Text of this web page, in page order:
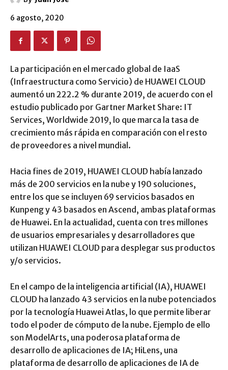
6 agosto, 2020
La participación en el mercado global de IaaS
(Infraestructura como Servicio) de HUAWEI CLOUD
aumentó un 222.2 % durante 2019, de acuerdo con el
estudio publicado por Gartner Market Share: IT
Services, Worldwide 2019, lo que marca la tasa de
crecimiento más rápida en comparación con el resto
de proveedores a nivel mundial.
Hacia fines de 2019, HUAWEI CLOUD había lanzado
más de 200 servicios en la nube y 190 soluciones,
entre los que se incluyen 69 servicios basados en
Kunpeng y 43 basados en Ascend, ambas plataformas
de Huawei. En la actualidad, cuenta con tres millones
de usuarios empresariales y desarrolladores que
utilizan HUAWEI CLOUD para desplegar sus productos
y/o servicios.
En el campo de la inteligencia artificial (IA), HUAWEI
CLOUD ha lanzado 43 servicios en la nube potenciados
por la tecnología Huawei Atlas, lo que permite liberar
todo el poder de cómputo de la nube. Ejemplo de ello
son ModelArts, una poderosa plataforma de
desarrollo de aplicaciones de IA; HiLens, una
plataforma de desarrollo de aplicaciones de IA de